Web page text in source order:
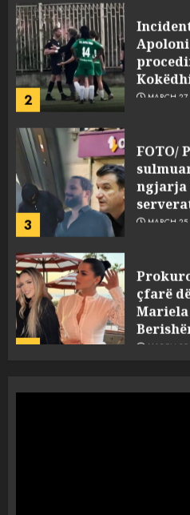
2 MARCH
3
ngjarja
MARCH 25,
4
çfarë
MARCH 25,